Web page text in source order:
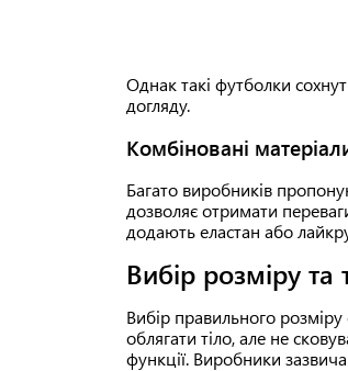
Однак такі футболки
догляду.
Комбіновані
Багато виробників
дозволяє отримати
додають еластан або
Вибір розміру
Вибір правильного
облягати тіло, але не
функції. Виробники